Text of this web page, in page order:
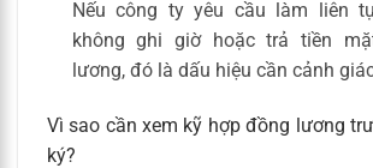
Nếu công ty yêu cầu làm liên
không ghi giờ hoặc trả tiền
lương, đó là dấu hiệu cần cảnh
Vì sao cần xem kỹ hợp đồng lương
ký?